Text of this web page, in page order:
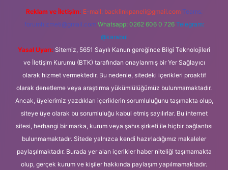
Reklam ve İletişim: E-mail: backlinkpaneli@gmail.com Teams:
forumhizmeti@gmail.com Whatsapp: 0262 606 0 726 Telegram:
@karabul
Yasal Uyarı: Sitemiz, 5651 Sayılı Kanun gereğince Bilgi Teknolojileri
ve İletişim Kurumu (BTK) tarafından onaylanmış bir Yer Sağlayıcı
olarak hizmet vermektedir. Bu nedenle, sitedeki içerikleri proaktif
olarak denetleme veya araştırma yükümlülüğümüz bulunmamaktadır.
Ancak, üyelerimiz yazdıkları içeriklerin sorumluluğunu taşımakta olup,
siteye üye olarak bu sorumluluğu kabul etmiş sayılırlar. Bu internet
sitesi, herhangi bir marka, kurum veya şahıs şirketi ile hiçbir bağlantısı
bulunmamaktadır. Sitede yalnızca kendi hazırladığımız makaleler
paylaşılmaktadır. Burada yer alan içerikler haber niteliği taşımamakta
olup, gerçek kurum ve kişiler hakkında paylaşım yapılmamaktadır.